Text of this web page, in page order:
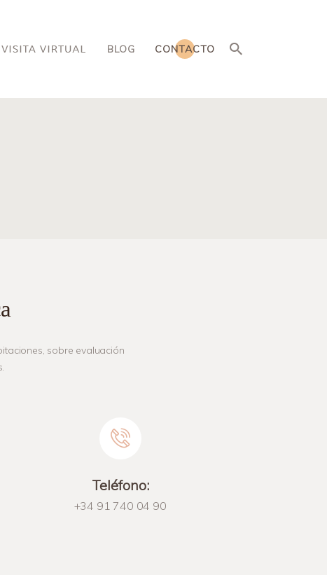
BLOG CONTACTO
sobre evaluación
Teléfono:
+34 91 740 04 90